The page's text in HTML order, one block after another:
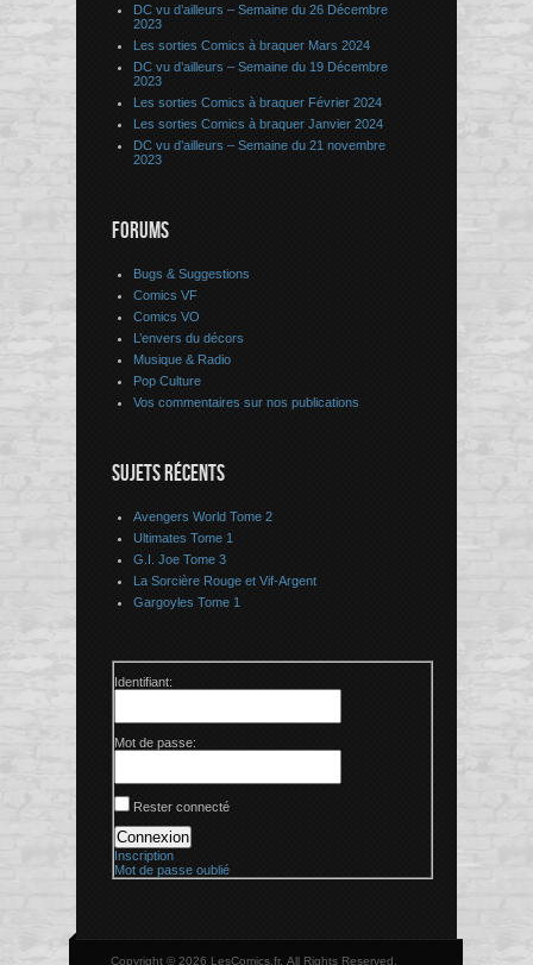
DC vu d’ailleurs – Semaine du 26 Décembre
2023
Les sorties Comics à braquer Mars 2024
DC vu d’ailleurs – Semaine du 19 Décembre
2023
Les sorties Comics à braquer Février 2024
Les sorties Comics à braquer Janvier 2024
DC vu d’ailleurs – Semaine du 21 novembre
2023
FORUMS
Bugs & Suggestions
Comics VF
Comics VO
L’envers du décors
Musique & Radio
Pop Culture
Vos commentaires sur nos publications
SUJETS RÉCENTS
Avengers World Tome 2
Ultimates Tome 1
G.I. Joe Tome 3
La Sorcière Rouge et Vif-Argent
Gargoyles Tome 1
Identifiant:
Mot de passe:
Rester connecté
Connexion
Inscription
Mot de passe oublié
Copyright © 2026 LesComics.fr, All Rights Reserved.